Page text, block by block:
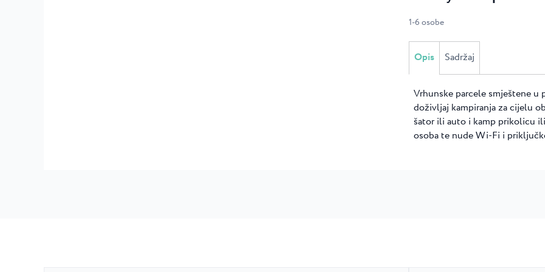
1-6 osobe
Opis Sadržaj
Vrhunske parcele smještene
doživljaj kampiranja za cijelu
šator ili auto i kamp prikolicu
osoba te nude Wi-Fi i